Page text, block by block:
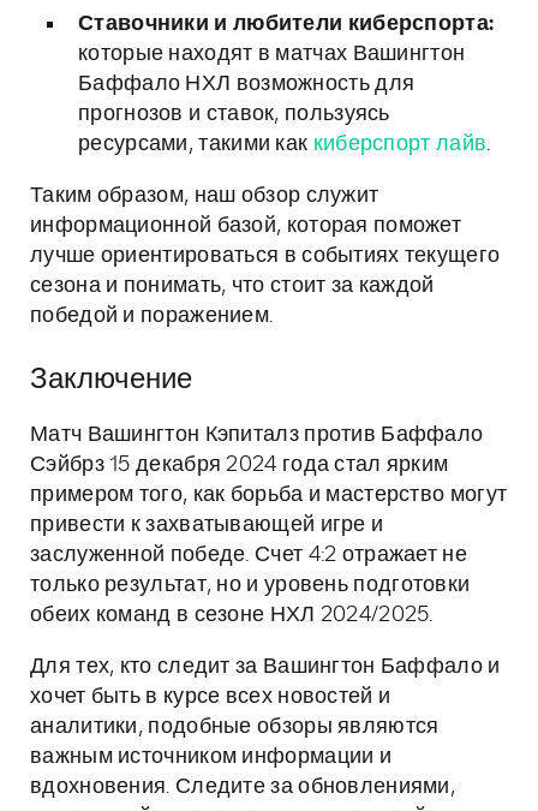
Ставочники и любители киберспорта:
которые находят в матчах Вашингтон
Баффало НХЛ возможность для
прогнозов и ставок, пользуясь
ресурсами, такими как киберспорт лайв.
Таким образом, наш обзор служит
информационной базой, которая поможет
лучше ориентироваться в событиях текущего
сезона и понимать, что стоит за каждой
победой и поражением.
Заключение
Матч Вашингтон Кэпиталз против Баффало
Сэйбрз 15 декабря 2024 года стал ярким
примером того, как борьба и мастерство могут
привести к захватывающей игре и
заслуженной победе. Счет 4:2 отражает не
только результат, но и уровень подготовки
обеих команд в сезоне НХЛ 2024/2025.
Для тех, кто следит за Вашингтон Баффало и
хочет быть в курсе всех новостей и
аналитики, подобные обзоры являются
важным источником информации и
вдохновения. Следите за обновлениями,